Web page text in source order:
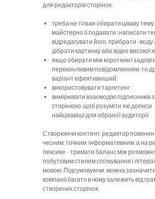
для редакторів сторінок:
треба не тільки обирати цікаву
майстерно її подавати (написати
відредагувати його, прибрати
дібрати картинку або відео високої
якщо обирати між коротким і
переконливим повідомленням, то
варіант ефективніший;
використовувати таргетинг;
вимірювати взаємодію підписників зі
сторінкою, щоб розуміти які дописи
найцікавіші для обраної аудиторії.
Створюючи контент, редактор повинен
чесним, точним, інформативним, а на
лексики – тримати баланс між
побутовим стилем спілкування і
мовою. Підсумовуючи, можна
компанії багато в чому залежить від
створених сторінок.